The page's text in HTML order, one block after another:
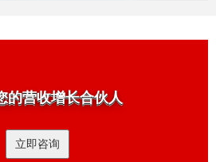
的营收增长合伙人
立即咨询